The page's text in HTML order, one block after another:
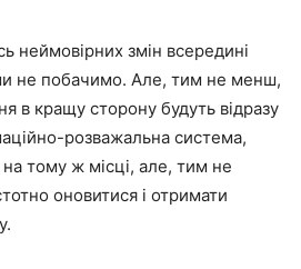
неймовірних змін всередині
не побачимо. Але, тим не менш,
в кращу сторону будуть відразу
розважальна система,
тому ж місці, але, тим не
оновитися і отримати